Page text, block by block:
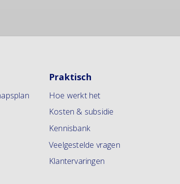
Praktisch
Hoe werkt het
Kosten & subsidie
Kennisbank
Veelgestelde vragen
Klantervaringen